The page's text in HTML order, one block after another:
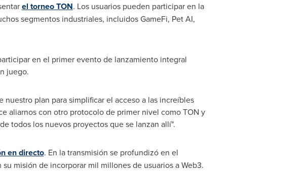
el torneo TON. Los usuarios pueden participar en la
segmentos industriales, incluidos GameFi, Pet AI,
en el primer evento de lanzamiento integral
juego.
plan para simplificar el acceso a las increíbles
aliarnos con otro protocolo de primer nivel como TON y
todos los nuevos proyectos que se lanzan allí".
en directo. En la transmisión se profundizó en el
misión de incorporar mil millones de usuarios a Web3.